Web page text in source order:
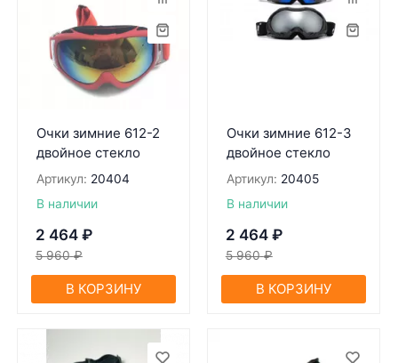
Очки зимние 612-2
двойное стекло
Артикул: 20404
В наличии
2 464 ₽
5 960 ₽
В КОРЗИНУ
Очки зимние 612-3
двойное стекло
Артикул: 20405
В наличии
2 464 ₽
5 960 ₽
В КОРЗИНУ